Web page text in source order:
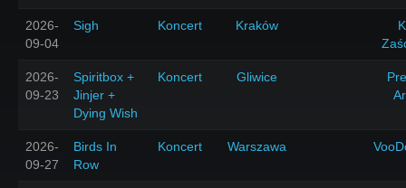
2026-
09-04
Sigh Koncert Kraków
2026-
09-23
Spiritbox +
Jinjer +
Dying Wish
Koncert Gliwice
2026-
09-27
Birds In
Row
Koncert Warszawa